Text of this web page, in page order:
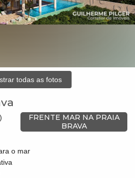
todas as fotos
FRENTE MAR NA PRAIA
BRAVA
o mar